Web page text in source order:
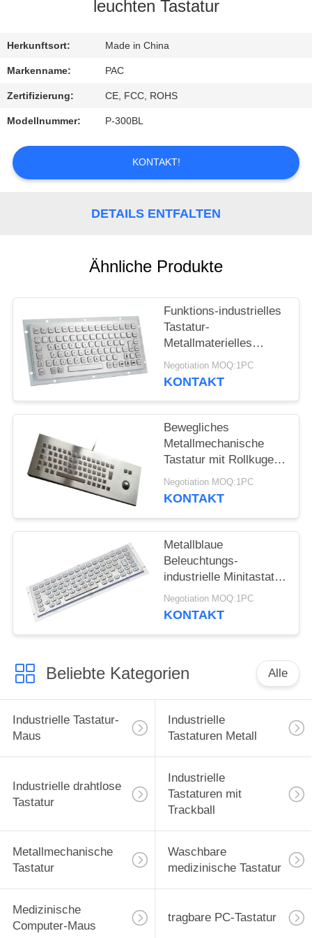
SIE
MIT
UNS
IN
VERBINDUNG
FORDERN
leuchten Tastatur
Herkunftsort: Made in China
Markenname: PAC
Zertifizierung: CE, FCC, ROHS
Modellnummer: P-300BL
KONTAKT!
DETAILS ENTFALTEN
Ähnliche Produkte
Funktions-industrielles
Tastatur-
Metallmaterielles
Minimaß des
Metallip65
Negotiation MOQ:1PC
KONTAKT
Bewegliches
Metallmechanische
Tastatur mit Rollkugel,
Staub-Beweis-
Edelstahl-Tastatur
Negotiation MOQ:1PC
KONTAKT
Metallblaue
Beleuchtungs-
industrielle Minitastatur
für militärischen PC im
Freien
Negotiation MOQ:1PC
KONTAKT
Beliebte Kategorien Alle
Industrielle Tastatur-
Maus
Industrielle
Tastaturen Metall
Industrielle drahtlose
Tastatur
Industrielle
Tastaturen mit
Trackball
Metallmechanische
Tastatur
Waschbare
medizinische Tastatur
Medizinische
Computer-Maus
tragbare PC-Tastatur